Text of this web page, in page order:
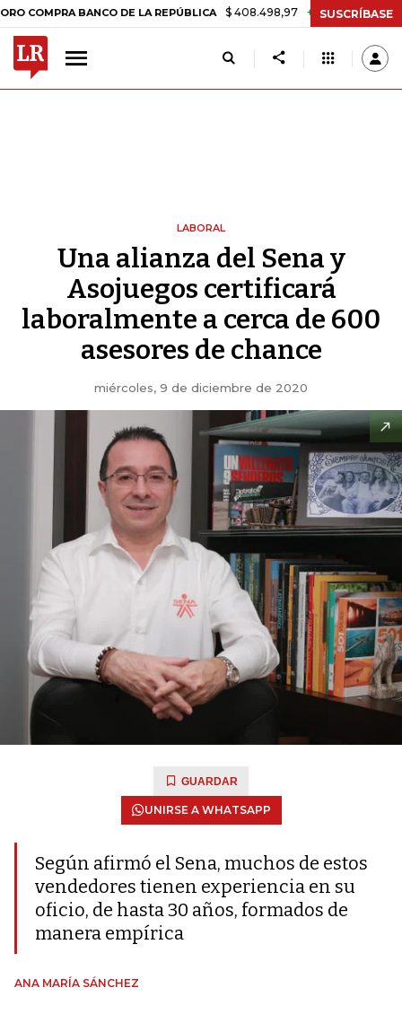
BANCO DE LA REPÚBLICA $ 408.498,97 +$ 8.753,81 +2,19%
SUSCRÍBASE
LABORAL
Una alianza del Sena y
Asojuegos certificará
laboralmente a cerca de 600
asesores de chance
miércoles, 9 de diciembre de 2020
GUARDAR
UNIRSE A WHATSAPP
Según afirmó el Sena, muchos de estos
vendedores tienen experiencia en su
oficio, de hasta 30 años, formados de
manera empírica
ANA MARÍA SÁNCHEZ